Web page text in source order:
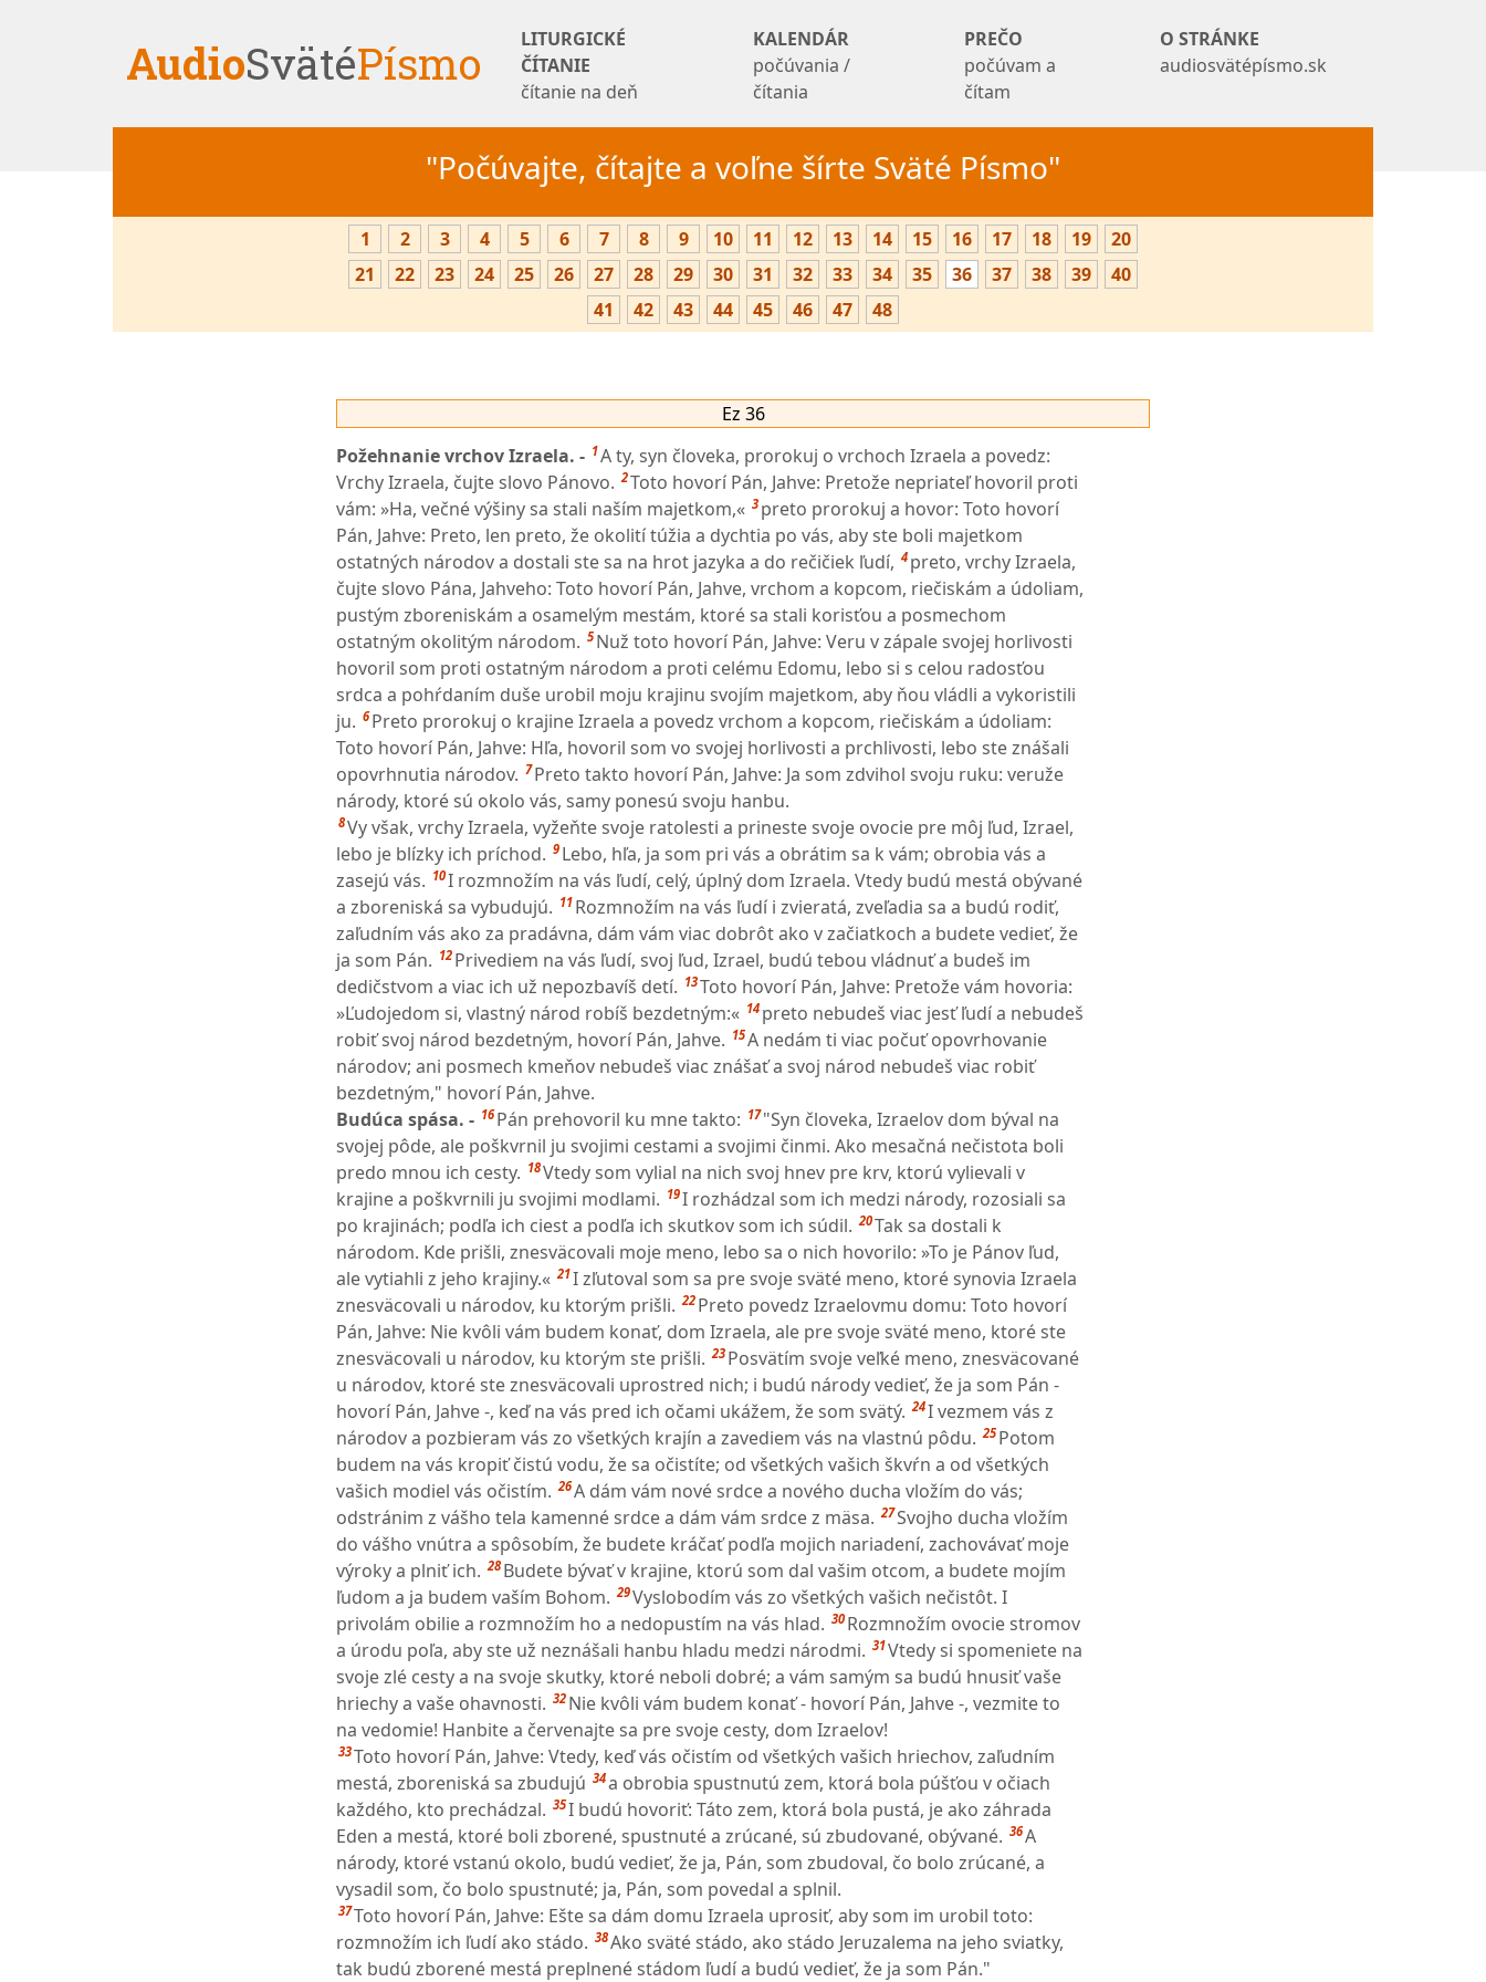
AudioSvätéPísmo
LITURGICKÉ
ČÍTANIE
čítanie na deň
KALENDÁR
počúvania /
čítania
PREČO
počúvam a
čítam
O STRÁNKE
audiosvätépísmo.sk
"Počúvajte, čítajte a voľne šírte Sväté Písmo"
1 2 3 4 5 6 7 8 9 10 11 12 13 14 15 16 17 18 19
20
21
22 23 24 25 26 27 28 29 30 31 32 33 34 35 36 37 38 39
40
41
42 43 44 45 46 47 48
Ez 36
Požehnanie vrchov Izraela. - 1A ty, syn človeka, prorokuj o vrchoch Izraela a povedz:
Vrchy Izraela, čujte slovo Pánovo. 2Toto hovorí Pán, Jahve: Pretože nepriateľ hovoril proti
vám: »Ha, večné výšiny sa stali naším majetkom,« 3 preto prorokuj a hovor: Toto hovorí
Pán, Jahve: Preto, len preto, že okolití túžia a dychtia po vás, aby ste boli majetkom
ostatných národov a dostali ste sa na hrot jazyka a do rečičiek ľudí, 4 preto, vrchy Izraela,
čujte slovo Pána, Jahveho: Toto hovorí Pán, Jahve, vrchom a kopcom, riečiskám a údoliam,
pustým zboreniskám a osamelým mestám, ktoré sa stali korisťou a posmechom
ostatným okolitým národom. 5 Nuž toto hovorí Pán, Jahve: Veru v zápale svojej horlivosti
hovoril som proti ostatným národom a proti celému Edomu, lebo si s celou radosťou
srdca a pohŕdaním duše urobil moju krajinu svojím majetkom, aby ňou vládli a vykoristili
ju. 6 Preto prorokuj o krajine Izraela a povedz vrchom a kopcom, riečiskám a údoliam:
Toto hovorí Pán, Jahve: Hľa, hovoril som vo svojej horlivosti a prchlivosti, lebo ste znášali
opovrhnutia národov. 7 Preto takto hovorí Pán, Jahve: Ja som zdvihol svoju ruku: veruže
národy, ktoré sú okolo vás, samy ponesú svoju hanbu.
8Vy však, vrchy Izraela, vyžeňte svoje ratolesti a prineste svoje ovocie pre môj ľud, Izrael,
lebo je blízky ich príchod. 9 Lebo, hľa, ja som pri vás a obrátim sa k vám; obrobia vás a
zasejú vás. 10I rozmnožím na vás ľudí, celý, úplný dom Izraela. Vtedy budú mestá obývané
a zboreniská sa vybudujú. 11 Rozmnožím na vás ľudí i zvieratá, zveľadia sa a budú rodiť,
zaľudním vás ako za pradávna, dám vám viac dobrôt ako v začiatkoch a budete vedieť, že
ja som Pán. 12 Privediem na vás ľudí, svoj ľud, Izrael, budú tebou vládnuť a budeš im
dedičstvom a viac ich už nepozbavíš detí. 13Toto hovorí Pán, Jahve: Pretože vám hovoria:
»Ľudojedom si, vlastný národ robíš bezdetným:« 14 preto nebudeš viac jesť ľudí a nebudeš
robiť svoj národ bezdetným, hovorí Pán, Jahve. 15A nedám ti viac počuť opovrhovanie
národov; ani posmech kmeňov nebudeš viac znášať a svoj národ nebudeš viac robiť
bezdetným," hovorí Pán, Jahve.
Budúca spása. - 16 Pán prehovoril ku mne takto: 17 "Syn človeka, Izraelov dom býval na
svojej pôde, ale poškvrnil ju svojimi cestami a svojimi činmi. Ako mesačná nečistota boli
predo mnou ich cesty. 18Vtedy som vylial na nich svoj hnev pre krv, ktorú vylievali v
krajine a poškvrnili ju svojimi modlami. 19I rozhádzal som ich medzi národy, rozosiali sa
po krajinách; podľa ich ciest a podľa ich skutkov som ich súdil. 20Tak sa dostali k
národom. Kde prišli, znesväcovali moje meno, lebo sa o nich hovorilo: »To je Pánov ľud,
ale vytiahli z jeho krajiny.« 21I zľutoval som sa pre svoje sväté meno, ktoré synovia Izraela
znesväcovali u národov, ku ktorým prišli. 22 Preto povedz Izraelovmu domu: Toto hovorí
Pán, Jahve: Nie kvôli vám budem konať, dom Izraela, ale pre svoje sväté meno, ktoré ste
znesväcovali u národov, ku ktorým ste prišli. 23 Posvätím svoje veľké meno, znesväcované
u národov, ktoré ste znesväcovali uprostred nich; i budú národy vedieť, že ja som Pán -
hovorí Pán, Jahve -, keď na vás pred ich očami ukážem, že som svätý. 24I vezmem vás z
národov a pozbieram vás zo všetkých krajín a zavediem vás na vlastnú pôdu. 25 Potom
budem na vás kropiť čistú vodu, že sa očistíte; od všetkých vašich škvŕn a od všetkých
vašich modiel vás očistím. 26A dám vám nové srdce a nového ducha vložím do vás;
odstránim z vášho tela kamenné srdce a dám vám srdce z mäsa. 27Svojho ducha vložím
do vášho vnútra a spôsobím, že budete kráčať podľa mojich nariadení, zachovávať moje
výroky a plniť ich. 28 Budete bývať v krajine, ktorú som dal vašim otcom, a budete mojím
ľudom a ja budem vaším Bohom. 29Vyslobodím vás zo všetkých vašich nečistôt. I
privolám obilie a rozmnožím ho a nedopustím na vás hlad. 30 Rozmnožím ovocie stromov
a úrodu poľa, aby ste už neznášali hanbu hladu medzi národmi. 31Vtedy si spomeniete na
svoje zlé cesty a na svoje skutky, ktoré neboli dobré; a vám samým sa budú hnusiť vaše
hriechy a vaše ohavnosti. 32 Nie kvôli vám budem konať - hovorí Pán, Jahve -, vezmite to
na vedomie! Hanbite a červenajte sa pre svoje cesty, dom Izraelov!
33Toto hovorí Pán, Jahve: Vtedy, keď vás očistím od všetkých vašich hriechov, zaľudním
mestá, zboreniská sa zbudujú 34a obrobia spustnutú zem, ktorá bola púšťou v očiach
každého, kto prechádzal. 35I budú hovoriť: Táto zem, ktorá bola pustá, je ako záhrada
Eden a mestá, ktoré boli zborené, spustnuté a zrúcané, sú zbudované, obývané. 36A
národy, ktoré vstanú okolo, budú vedieť, že ja, Pán, som zbudoval, čo bolo zrúcané, a
vysadil som, čo bolo spustnuté; ja, Pán, som povedal a splnil.
37Toto hovorí Pán, Jahve: Ešte sa dám domu Izraela uprosiť, aby som im urobil toto:
rozmnožím ich ľudí ako stádo. 38Ako sväté stádo, ako stádo Jeruzalema na jeho sviatky,
tak budú zborené mestá preplnené stádom ľudí a budú vedieť, že ja som Pán."